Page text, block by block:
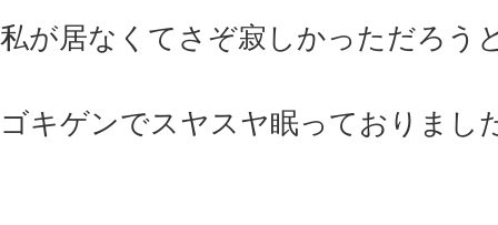
私が居なくてさぞ寂しかっただろう
ゴキゲンでスヤスヤ眠っておりま